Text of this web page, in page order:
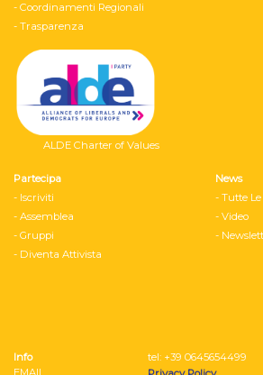
- Coordinamenti Regionali
- Trasparenza
ALDE Charter of Values
Partecipa
- Iscriviti
- Assemblea
- Gruppi
- Diventa Attivista
News
- Tutte
- Video
-
Info
tel: ‭+39 0645654499